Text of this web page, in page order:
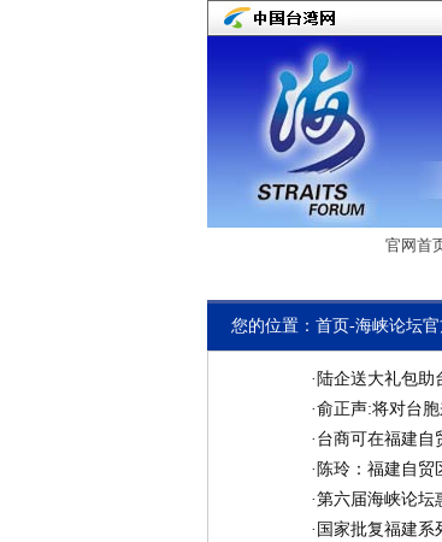
官网首
您的位置： 首页-海峡论坛
· 陆企送大礼包助
·俞正声:将对台
· 台商可在福建自
· 陈玲：福建自贸
·第六届海峡论坛
· 国家批复福建系